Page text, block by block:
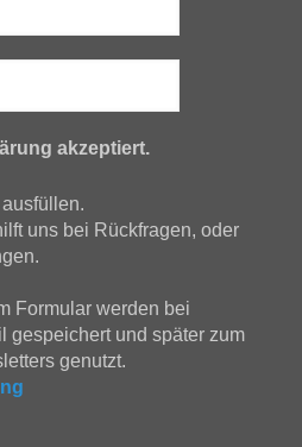
akzeptiert.
uns bei Rückfragen, oder
Formular werden bei
gespeichert und später zum
genutzt.